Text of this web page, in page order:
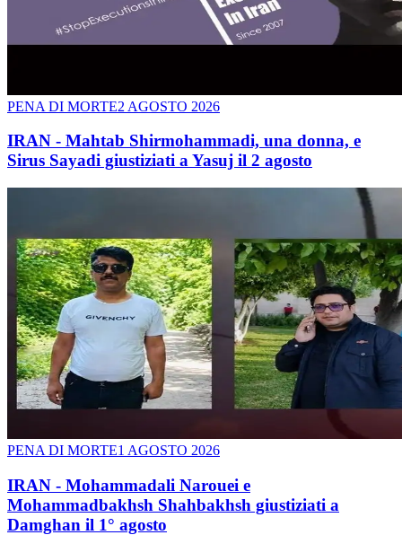
PENA DI MORTE2 AGOSTO 2026
IRAN - Mahtab Shirmohammadi, una donna, e
Sirus Sayadi giustiziati a Yasuj il 2 agosto
PENA DI MORTE1 AGOSTO 2026
IRAN - Mohammadali Narouei e
Mohammadbakhsh Shahbakhsh giustiziati a
Damghan il 1° agosto